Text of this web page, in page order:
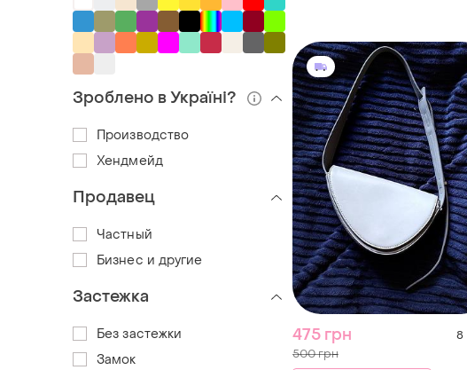
475 грн 8
500 грн
Зроблено в Україні?
Производство
Хендмейд
Продавец
Частный
Бизнес и другие
Застежка
Без застежки
Замок